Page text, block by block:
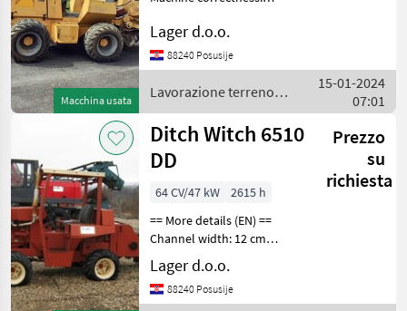
Macchina usata
cm front dozer blade with
swivel and tilt digging
depth max. 550mm digging
width 140mm pit
Lager d.o.o.
88240 Posusije
Lavorazione terreno /
Case IH
15-01-2024
07:01
Ditch Witch 6510
DD
Prezzo
su
richiesta
64 CV/47 kW
2615 h
== More details (EN) ==
Channel width: 12 cm
brand: DITCH WITCH Front
plank straightening with
swing and tilt Max digging
Lager d.o.o.
88240 Posusije